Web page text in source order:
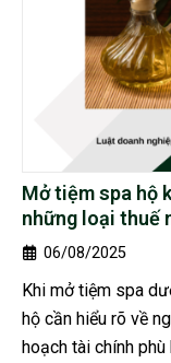
Mở tiệm spa hộ
những loại thuế
06/08/2025
Khi mở tiệm spa
hộ cần hiểu rõ về
hoạch tài chính